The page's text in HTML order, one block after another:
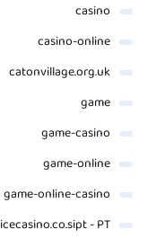
casino
casino-online
catonvillage.org.uk
game
game-casino
game-online
game-online-casino
icecasino.co.sipt - PT